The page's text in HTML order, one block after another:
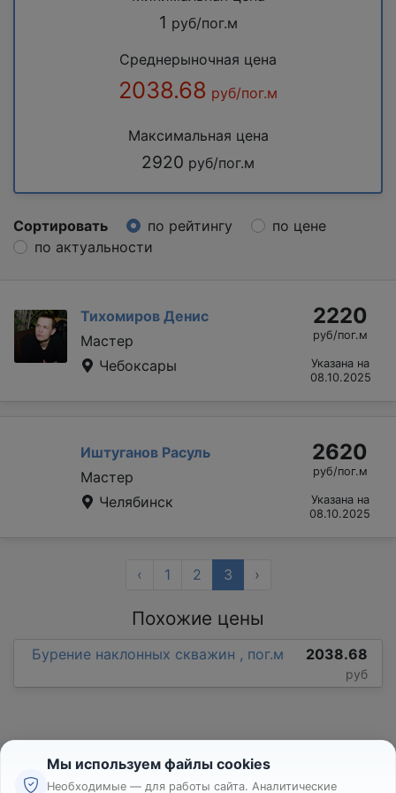
1 руб/пог.м
Среднерыночная цена
2038.68 руб/пог.м
Максимальная цена
2920 руб/пог.м
Сортировать по рейтингу
по цене
по актуальности
Тихомиров Денис
Мастер
Чебоксары
2220
руб/пог.м
Указана на
08.10.2025
Иштуганов Расуль
Мастер
Челябинск
2620
руб/пог.м
Указана на
08.10.2025
‹ 1 2 3 ›
Похожие цены
Бурение наклонных скважин , пог.м 2038.68
руб
Мы используем файлы cookies
Необходимые — для работы сайта. Аналитические